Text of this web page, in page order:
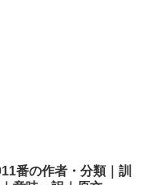
番の作者・分類｜訓